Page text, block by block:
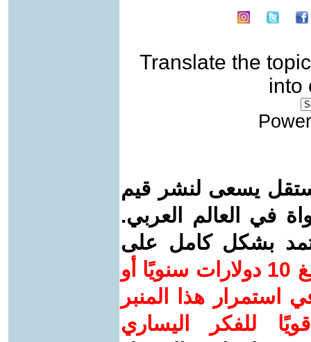
Translate the topic
into
يسعى لنشر قيم
في العالم العربي.
بشكل كامل على
ساهم/ي معنا! بدعمكم بمبلغ 10 دولارات سنويًا أو
استمرار هذا المنبر
للفكر اليساري